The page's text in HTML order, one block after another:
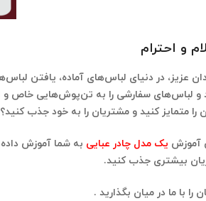
و احترام
عزیز، در دنیای لباس‌های آماده، یافتن
و لباس‌های سفارشی را به تن‌پوش‌هایی خاص و
را متمایز کنید و مشتریان را به خود جذب
آموزش یک مدل چادر عبایی به شما آموزش
بیشتری جذب کنید.​
را با ما در میان بگذارید .